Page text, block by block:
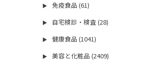
▶ 免疫食品 (61)
▶ 自宅検診・検査 (28)
▶ 健康食品 (1041)
▶ 美容と化粧品 (2409)